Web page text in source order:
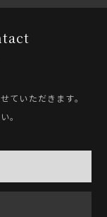
ていただきます。
。